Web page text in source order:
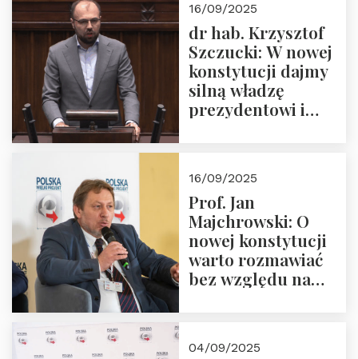
16/09/2025
dr hab. Krzysztof
Szczucki: W nowej
konstytucji dajmy
silną władzę
prezydentowi i
16/09/2025
Prof. Jan
Majchrowski: O
nowej konstytucji
warto rozmawiać
bez względu na
04/09/2025